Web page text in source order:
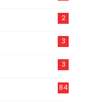
2
3
3
84